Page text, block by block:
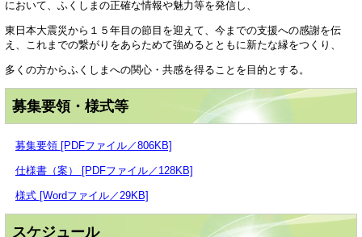
において、ふくしまの正確な情報や魅力等を発信し、
東日本大震災から１５年目の節目を迎えて、今までの支援への感謝を伝
え、これまでの繋がりをあらためて強めるとともに新たな縁をつくり、
多くの方からふくしまへの関心・共感を得ることを目的とする。
募集要領・様式等
募集要領 [PDFファイル／806KB]
仕様書（案） [PDFファイル／128KB]
様式 [Wordファイル／29KB]
スケジュール